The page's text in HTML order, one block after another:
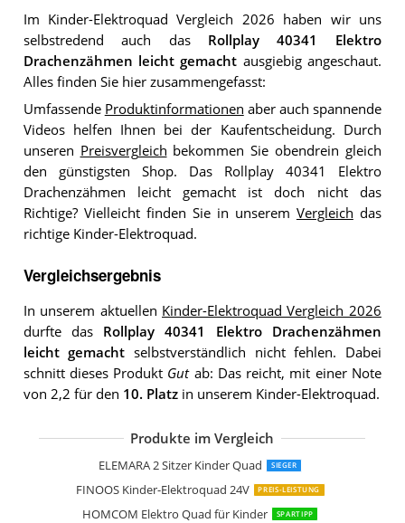
Im Kinder-Elektroquad Vergleich 2026 haben wir uns
selbstredend auch das Rollplay 40341 Elektro
Drachenzähmen leicht gemacht ausgiebig angeschaut.
Alles finden Sie hier zusammengefasst:
Umfassende Produktinformationen aber auch spannende
Videos helfen Ihnen bei der Kaufentscheidung. Durch
unseren Preisvergleich bekommen Sie obendrein gleich
den günstigsten Shop. Das Rollplay 40341 Elektro
Drachenzähmen leicht gemacht ist doch nicht das
Richtige? Vielleicht finden Sie in unserem Vergleich das
richtige Kinder-Elektroquad.
Vergleichsergebnis
In unserem aktuellen Kinder-Elektroquad Vergleich 2026
durfte das Rollplay 40341 Elektro Drachenzähmen
leicht gemacht selbstverständlich nicht fehlen. Dabei
schnitt dieses Produkt Gutab: Das reicht, mit einer Note
von 2,2 für den 10. Platzin unserem Kinder-Elektroquad.
Produkte im Vergleich
ELEMARA 2 Sitzer Kinder Quad SIEGER
FINOOS Kinder-Elektroquad 24V PREIS-LEISTUNG
HOMCOM Elektro Quad für Kinder SPARTIPP
AIYAPLAY Elektro Quad für Kinder 12V
FINOOS Kinder-Elektro Quad 2-Sitzer
AIYAPLAY Elektro Quad für Kinder
DREAMADE 12V Elektro Quad
GarveeHome 12V Lila Elektro-Quad